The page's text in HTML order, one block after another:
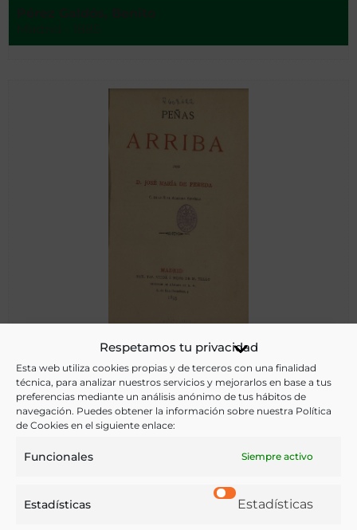
Respetamos tu privacidad
Esta web utiliza cookies propias y de terceros con una finalidad
técnica, para analizar nuestros servicios y mejorarlos en base a tus
preferencias mediante un análisis anónimo de tus hábitos de
navegación. Puedes obtener la información sobre nuestra Política
de Cookies en el siguiente enlace:
Funcionales Siempre activo
Estadísticas Estadísticas
Peñas arriba
Pereda, José María de
Madrid - 1895